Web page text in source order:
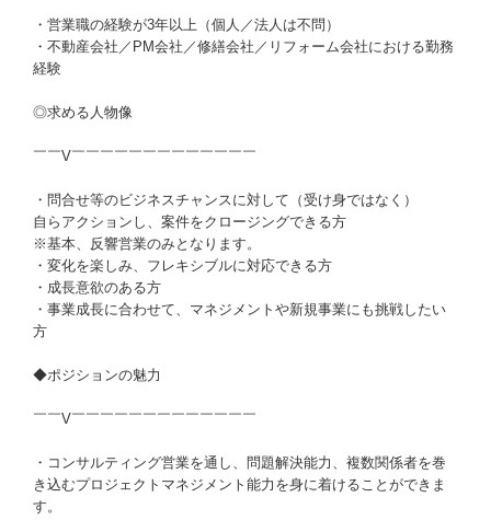
・営業職の経験が3年以上（個人／法人は不問）
・不動産会社／PM会社／修繕会社／リフォーム会社における勤務
経験
◎求める人物像
￣￣V￣￣￣￣￣￣￣￣￣￣￣￣￣
・問合せ等のビジネスチャンスに対して（受け身ではなく）
自らアクションし、案件をクロージングできる方
※基本、反響営業のみとなります。
・変化を楽しみ、フレキシブルに対応できる方
・成長意欲のある方
・事業成長に合わせて、マネジメントや新規事業にも挑戦したい
方
◆ポジションの魅力
￣￣V￣￣￣￣￣￣￣￣￣￣￣￣￣
・コンサルティング営業を通し、問題解決能力、複数関係者を巻
き込むプロジェクトマネジメント能力を身に着けることができま
す。